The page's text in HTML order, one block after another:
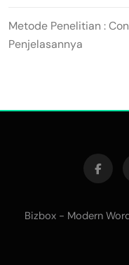
Metode Penelitian :
Penjelasannya
Bizbox - Modern